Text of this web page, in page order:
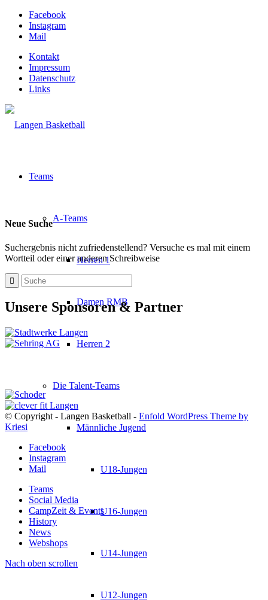
Facebook
Instagram
Mail
Kontakt
Impressum
Datenschutz
Links
Teams
A-Teams
Herren 1
Damen RMB
Herren 2
Die Talent-Teams
Männliche Jugend
U18-Jungen
U16-Jungen
U14-Jungen
U12-Jungen
Neue Suche
Suchergebnis nicht zufriedenstellend? Versuche es mal mit einem
Wortteil oder einer anderen Schreibweise
Unsere Sponsoren & Partner
© Copyright - Langen Basketball - Enfold WordPress Theme by
Kriesi
Facebook
Instagram
Mail
Teams
Social Media
CampZeit & Events
History
News
Webshops
Nach oben scrollen